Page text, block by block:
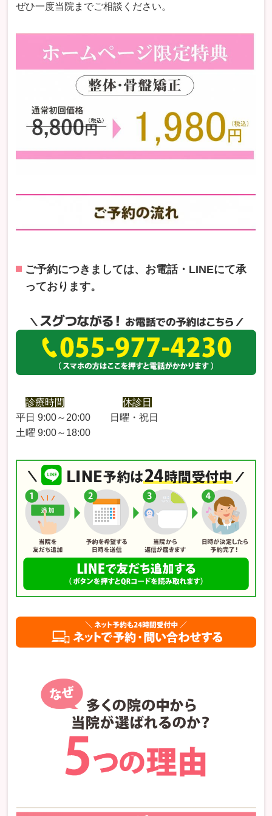
ぜひ一度当院までご相談ください。
ご予約につきましては、お電話・LINEにて承
っております。
診療時間
休診日
平日 9:00～20:00 日曜・祝日
土曜 9:00～18:00